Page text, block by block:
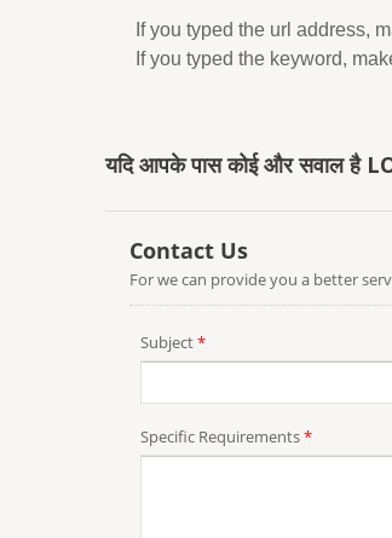
If you typed the url address,
If you typed the keyword,
यदि आपके पास कोई और सवाल है